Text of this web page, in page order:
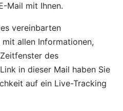
Mail mit Ihnen.
vereinbarten
allen Informationen,
des
in dieser Mail haben Sie
auf ein Live-Tracking